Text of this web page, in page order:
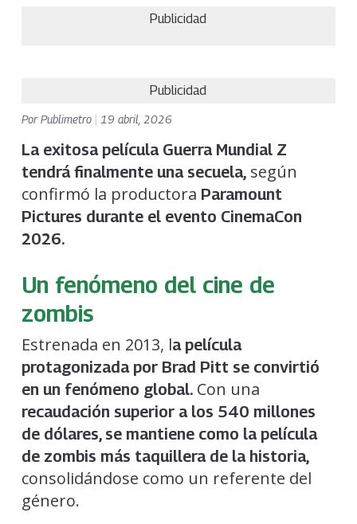
Publicidad
Publicidad
PorPublimetro 19 abril, 2026
La exitosa película Guerra Mundial Z
tendrá finalmente una secuela,según
confirmó la productora Paramount
Pictures durante el evento CinemaCon
2026.
Un fenómeno del cine de
zombis
Estrenada en 2013, la película
protagonizada por Brad Pitt se convirtió
en un fenómeno global.Con una
recaudación superior a los 540 millones
de dólares, se mantiene como la película
de zombis más taquillera de la historia,
consolidándose como un referente del
género.